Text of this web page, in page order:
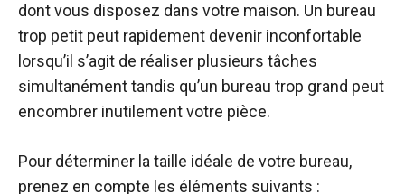
dont vous disposez dans votre maison. Un bureau
trop petit peut rapidement devenir inconfortable
lorsqu’il s’agit de réaliser plusieurs tâches
simultanément tandis qu’un bureau trop grand peut
encombrer inutilement votre pièce.
Pour déterminer la taille idéale de votre bureau,
prenez en compte les éléments suivants :